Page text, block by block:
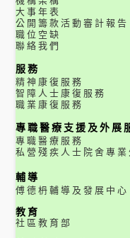
大事年表
公開籌款活動審計報告
職位空缺
聯絡我們
服務
精神康復服務
智障人士康復服務
職業康復服務
專職醫療支援及外展
專職醫療服務
私營殘疾人士院舍專
輔導
傅德枬輔導及發展中心
教育
社區教育部